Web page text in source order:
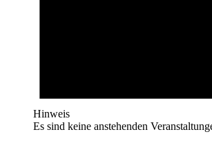
Hinweis
Es sind keine anstehenden